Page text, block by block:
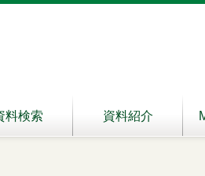
料検索 資料紹介